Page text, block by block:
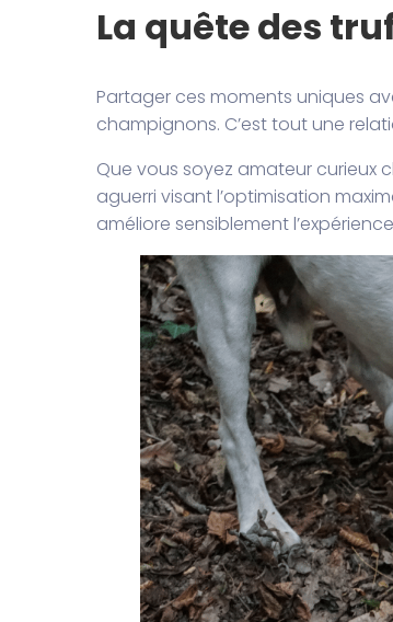
La quête des
Partager ces moments uniques
champignons. C’est tout une
Que vous soyez amateur curieux
aguerri visant l’optimisation
améliore sensiblement